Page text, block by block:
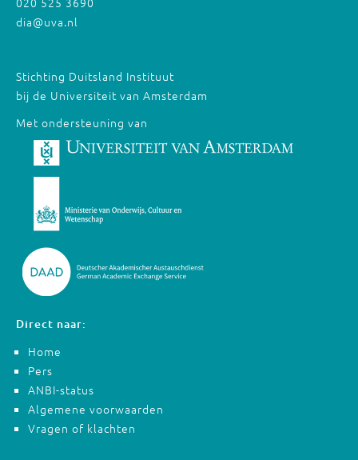
dia@uva.nl
Stichting Duitsland Instituut
bij de Universiteit van Amsterdam
Met ondersteuning van
Direct naar:
Home
Pers
ANBI-status
Algemene voorwaarden
Vragen of klachten